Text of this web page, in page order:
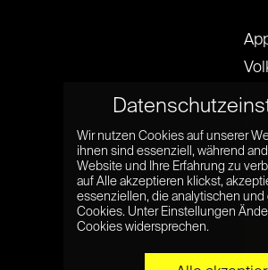
Wir nutzen Cookies auf unserer
ihnen sind essenziell, während
Website und Ihre Erfahrung zu
auf Alle akzeptieren klickst,
essenziellen, die analytischen und
Cookies. Unter Einstellungen
Cookies widersprechen.